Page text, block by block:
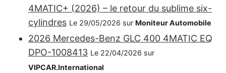
4MATIC+ (2026) – le retour du sublime six-
cylindres Le 29/05/2026 sur Moniteur Automobile
2026 Mercedes-Benz GLC 400 4MATIC EQ
DPO-1008413 Le 22/04/2026 sur
VIPCAR.International